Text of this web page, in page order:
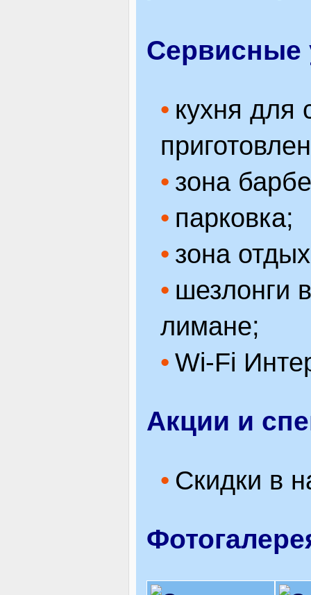
Сервисные
кухня для
зона
парковка;
зона
шезлонги
лимане;
Wi-Fi
Акции и
Скидки в